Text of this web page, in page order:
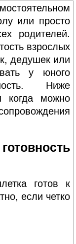
или просто
родителей.
взрослых
дедушек или
у юного
Ниже
когда можно
готов к
если четко